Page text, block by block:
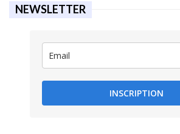
NEWSLETTER
INSCRIPTION